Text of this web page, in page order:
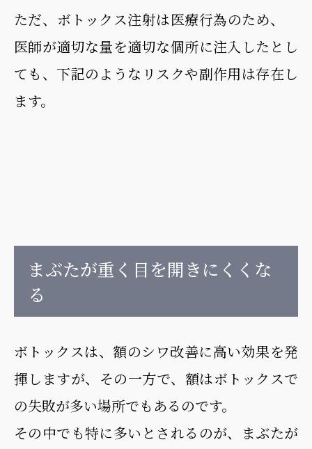
ただ、ボトックス注射は医療行為のため、
医師が適切な量を適切な個所に注入したとし
ても、下記のようなリスクや副作用は存在し
ます。
まぶたが重く目を開きにくくな
る
ボトックスは、額のシワ改善に高い効果を発
揮しますが、その一方で、額はボトックスで
の失敗が多い場所でもあるのです。
その中でも特に多いとされるのが、まぶたが